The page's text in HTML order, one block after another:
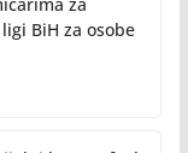
BiH za osobe